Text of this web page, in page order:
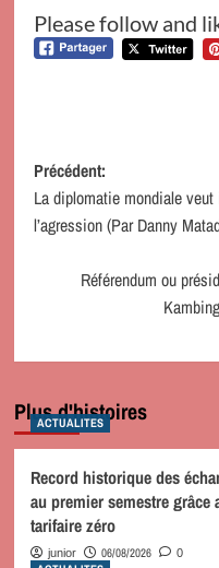
Please follow and
Navigation
d’article
Précédent:
La diplomatie mondiale
l’agression (Par Danny
Référendum ou
Plus d'histoires
ACTUALITES
Record historique des
au premier semestre
tarifaire zéro
junior 06/08/2026 0